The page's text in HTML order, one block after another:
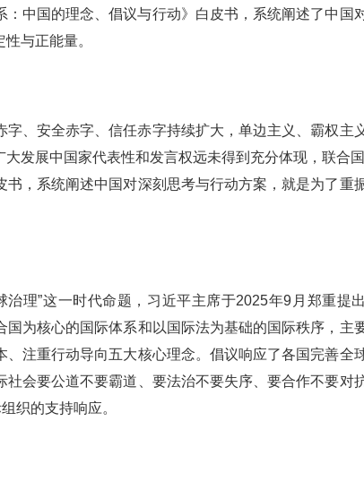
中国的理念、倡议与行动》白皮书，系统阐述了中国
与正能量。
、安全赤字、信任赤字持续扩大，单边主义、霸权主
发展中国家代表性和发言权远未得到充分体现，联合
，系统阐述中国对深刻思考与行动方案，就是为了重
理”这一时代命题，习近平主席于2025年9月郑重提
为核心的国际体系和以国际法为基础的国际秩序，主
注重行动导向五大核心理念。倡议响应了各国完善全
会要公道不要霸道、要法治不要失序、要合作不要对
织的支持响应。